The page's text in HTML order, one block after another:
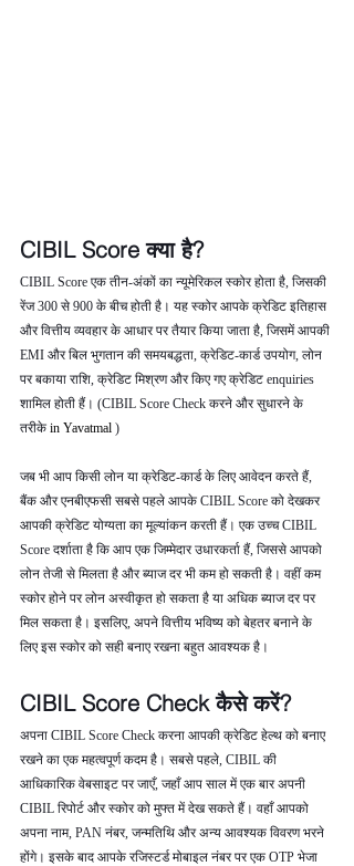
CIBIL Score क्या है?
CIBIL Score एक तीन-अंकों का न्यूमेरिकल स्कोर होता है, जिसकी
रेंज 300 से 900 के बीच होती है। यह स्कोर आपके क्रेडिट इतिहास
और वित्तीय व्यवहार के आधार पर तैयार किया जाता है, जिसमें आपकी
EMI और बिल भुगतान की समयबद्धता, क्रेडिट-कार्ड उपयोग, लोन
पर बकाया राशि, क्रेडिट मिश्रण और किए गए क्रेडिट enquiries
शामिल होती हैं। (CIBIL Score Check करने और सुधारने के
तरीके in Yavatmal )
जब भी आप किसी लोन या क्रेडिट-कार्ड के लिए आवेदन करते हैं,
बैंक और एनबीएफसी सबसे पहले आपके CIBIL Score को देखकर
आपकी क्रेडिट योग्यता का मूल्यांकन करती हैं। एक उच्च CIBIL
Score दर्शाता है कि आप एक जिम्मेदार उधारकर्ता हैं, जिससे आपको
लोन तेजी से मिलता है और ब्याज दर भी कम हो सकती है। वहीं कम
स्कोर होने पर लोन अस्वीकृत हो सकता है या अधिक ब्याज दर पर
मिल सकता है। इसलिए, अपने वित्तीय भविष्य को बेहतर बनाने के
लिए इस स्कोर को सही बनाए रखना बहुत आवश्यक है।
CIBIL Score Check कैसे करें?
अपना CIBIL Score Check करना आपकी क्रेडिट हेल्थ को बनाए
रखने का एक महत्वपूर्ण कदम है। सबसे पहले, CIBIL की
आधिकारिक वेबसाइट पर जाएँ, जहाँ आप साल में एक बार अपनी
CIBIL रिपोर्ट और स्कोर को मुफ्त में देख सकते हैं। वहाँ आपको
अपना नाम, PAN नंबर, जन्मतिथि और अन्य आवश्यक विवरण भरने
होंगे। इसके बाद आपके रजिस्टर्ड मोबाइल नंबर पर एक OTP भेजा